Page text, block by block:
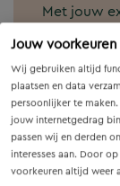
Jouw voorkeuren
Wij gebruiken altijd
plaatsen en data
persoonlijker te
jouw internetgedrag
passen wij en derden
interesses aan. Door
voorkeuren altijd weer
Met jouw
robuuste
Rotterdam